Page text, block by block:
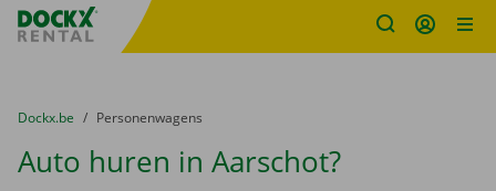
Fratello DEMO
U bevindt zich hier:
van
Dockx.be naar
Personenwagens
Auto huren in Aarschot?